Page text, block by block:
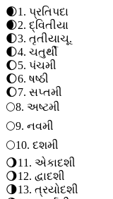
🌒1 . પ્રતિપદા
🌒2. દ્વિતીયા
🌓3. તૃતીયાચૂ.
🌓4. ચતુર્થી
🌔5. પંચમી
🌔6. ષષ્ઠી
🌔7. સપ્તમી
🌕8. અષ્ટમી
🌕9. નવમી
🌕10. દશમી
🌖11 . એકાદશી
🌖12. દ્વાદશી
🌗13. ત્રયોદશી